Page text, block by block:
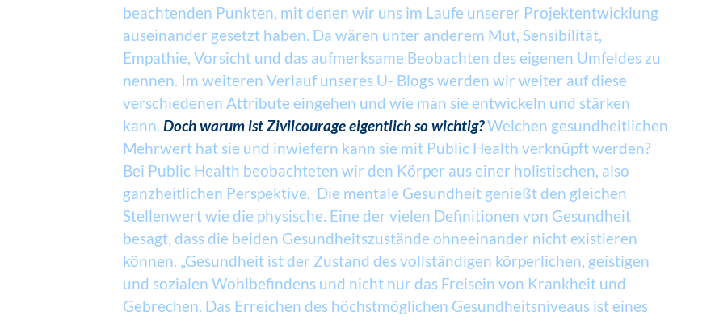
beachtenden Punkten, mit denen wir uns im Laufe unserer Projektentwicklung
auseinander gesetzt haben. Da wären unter anderem Mut, Sensibilität,
Empathie, Vorsicht und das aufmerksame Beobachten des eigenen Umfeldes zu
nennen. Im weiteren Verlauf unseres U- Blogs werden wir weiter auf diese
verschiedenen Attribute eingehen und wie man sie entwickeln und stärken
kann. Doch warum ist Zivilcourage eigentlich so wichtig?Welchen gesundheitlichen
Mehrwert hat sie und inwiefern kann sie mit Public Health verknüpft werden?
Bei Public Health beobachteten wir den Körper aus einer holistischen, also
ganzheitlichen Perspektive. Die mentale Gesundheit genießt den gleichen
Stellenwert wie die physische. Eine der vielen Definitionen von Gesundheit
besagt, dass die beiden Gesundheitszustände ohneeinander nicht existieren
können. „Gesundheit ist der Zustand des vollständigen körperlichen, geistigen
und sozialen Wohlbefindens und nicht nur das Freisein von Krankheit und
Gebrechen. Das Erreichen des höchstmöglichen Gesundheitsniveaus ist eines